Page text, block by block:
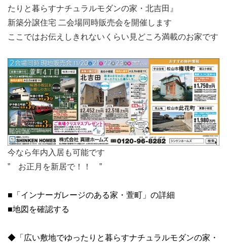
たりと暮らすナチュラルモダンの家・北吉田』
新築分譲住宅 二会場同時販売会を開催します
ここではお伝えしきれないくらい見どころ満載のお家です
今なら年内入居も可能です
” お正月を新居で！！ ”
■「インナーガレージのある家・萱町」の詳細
■地図を確認する
◆「広い敷地でゆったりと暮らすナチュラルモダンの家・